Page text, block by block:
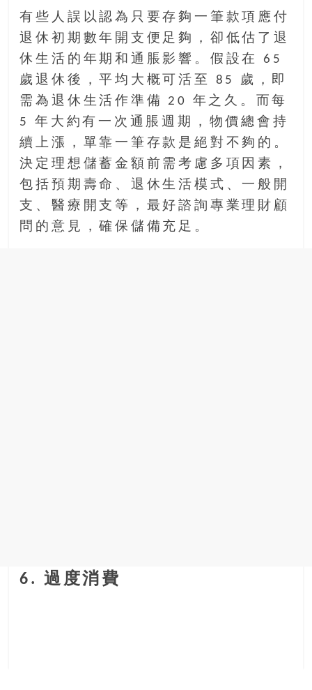
有些人誤以認為只要存夠一筆款項應付
退休初期數年開支便足夠，卻低估了退
休生活的年期和通脹影響。假設在 65
歲退休後，平均大概可活至 85 歲，即
需為退休生活作準備 20 年之久。而每
5 年大約有一次通脹週期，物價總會持
續上漲，單靠一筆存款是絕對不夠的。
決定理想儲蓄金額前需考慮多項因素，
包括預期壽命、退休生活模式、一般開
支、醫療開支等，最好諮詢專業理財顧
問的意見，確保儲備充足。
6. 過度消費